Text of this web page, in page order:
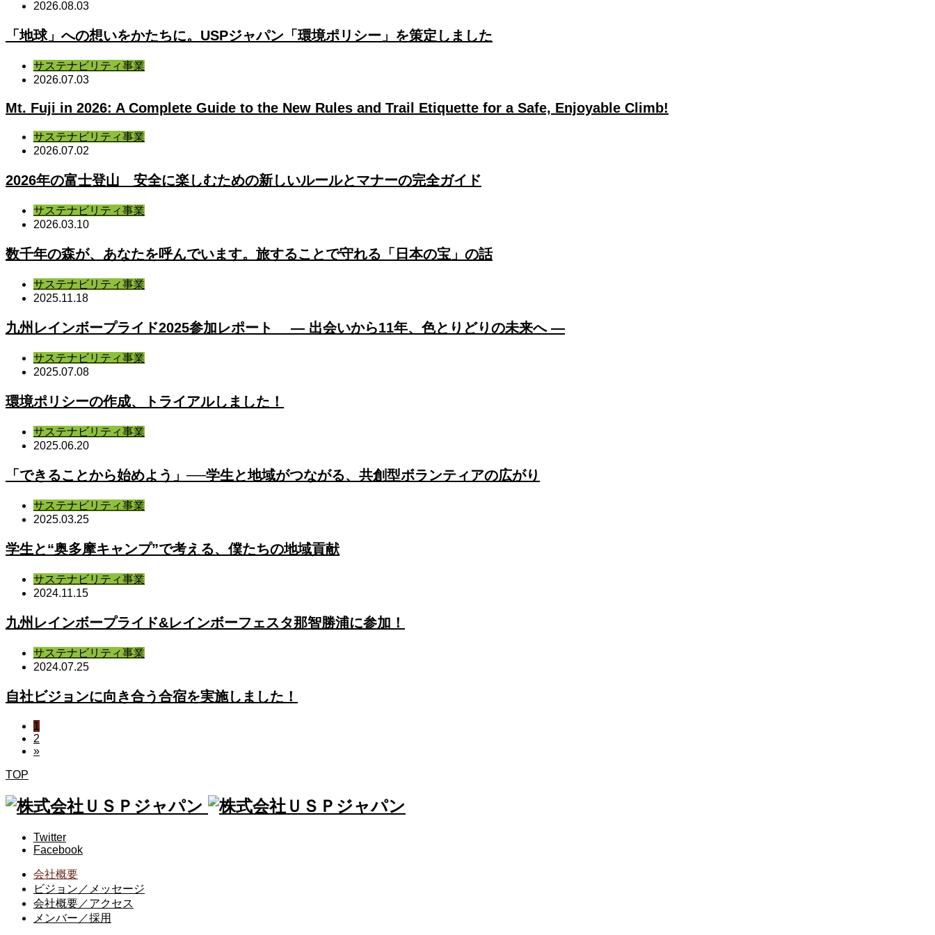
2026.08.03
「地球」への想いをかたちに。USPジャパン「環境ポリシー」を策定しました
サステナビリティ事業
2026.07.03
Mt. Fuji in 2026: A Complete Guide to the New Rules and Trail Etiquette for a Safe, Enjoyable Climb!
サステナビリティ事業
2026.07.02
2026年の富士登山 安全に楽しむための新しいルールとマナーの完全ガイド
サステナビリティ事業
2026.03.10
数千年の森が、あなたを呼んでいます。旅することで守れる「日本の宝」の話
サステナビリティ事業
2025.11.18
九州レインボープライド2025参加レポート ― 出会いから11年、色とりどりの未来へ ―
サステナビリティ事業
2025.07.08
環境ポリシーの作成、トライアルしました！
サステナビリティ事業
2025.06.20
「できることから始めよう」──学生と地域がつながる、共創型ボランティアの広がり
サステナビリティ事業
2025.03.25
学生と“奥多摩キャンプ”で考える、僕たちの地域貢献
サステナビリティ事業
2024.11.15
九州レインボープライド&レインボーフェスタ那智勝浦に参加！
サステナビリティ事業
2024.07.25
自社ビジョンに向き合う合宿を実施しました！
1
2
»
TOP
Twitter
Facebook
会社概要
ビジョン／メッセージ
会社概要／アクセス
メンバー／採用